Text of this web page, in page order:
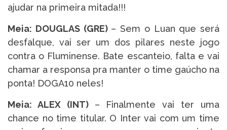
ajudar na primeira mitada!!!
Meia: DOUGLAS (GRE) – Sem o Luan que será
desfalque, vai ser um dos pilares neste jogo
contra o Fluminense. Bate escanteio, falta e vai
chamar a responsa pra manter o time gaúcho na
ponta! DOGA10 neles!
Meia: ALEX (INT) – Finalmente vai ter uma
chance no time titular. O Inter vai com um time